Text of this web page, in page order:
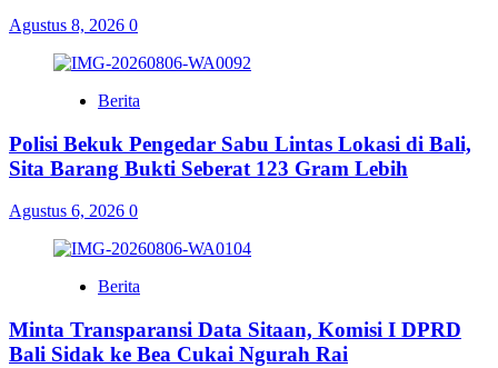
Agustus 8, 2026 0
Berita
Polisi Bekuk Pengedar Sabu Lintas Lokasi di Bali,
Sita Barang Bukti Seberat 123 Gram Lebih
Agustus 6, 2026 0
Berita
Minta Transparansi Data Sitaan, Komisi I DPRD
Bali Sidak ke Bea Cukai Ngurah Rai